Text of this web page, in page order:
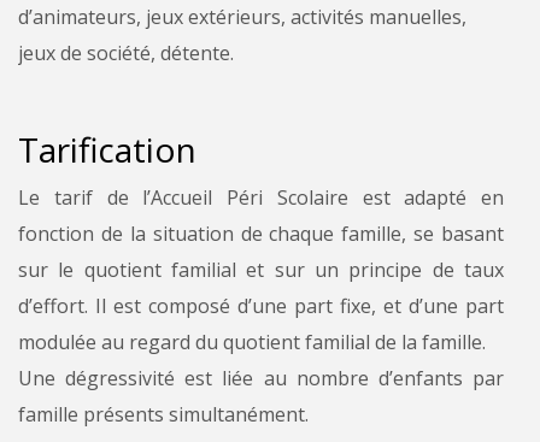
d’animateurs, jeux extérieurs, activités manuelles,
jeux de société, détente.
Tarification
Le tarif de l’Accueil Péri Scolaire est adapté en
fonction de la situation de chaque famille, se basant
sur le quotient familial et sur un principe de taux
d’effort. Il est composé d’une part fixe, et d’une part
modulée au regard du quotient familial de la famille.
Une dégressivité est liée au nombre d’enfants par
famille présents simultanément.